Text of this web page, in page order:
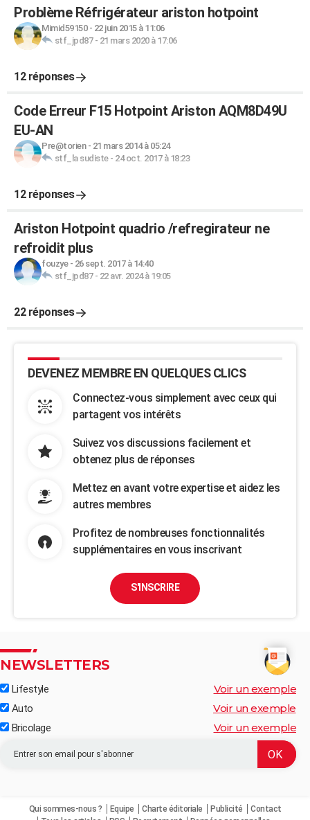
Problème Réfrigérateur ariston hotpoint
Mimid59150- 22 juin 2015 à 11:06
stf_jpd87- 21 mars 2020 à 17:06
12 réponses
Code Erreur F15 Hotpoint Ariston AQM8D49U
EU-AN
Pre@torien- 21 mars 2014 à 05:24
stf_la sudiste- 24 oct. 2017 à 18:23
12 réponses
Ariston Hotpoint quadrio /refregirateur ne
refroidit plus
fouzye- 26 sept. 2017 à 14:40
stf_jpd87- 22 avr. 2024 à 19:05
22 réponses
DEVENEZ MEMBRE EN QUELQUES CLICS
Connectez-vous simplement avec ceux qui
partagent vos intérêts
Suivez vos discussions facilement et
obtenez plus de réponses
Mettez en avant votre expertise et aidez les
autres membres
Profitez de nombreuses fonctionnalités
supplémentaires en vous inscrivant
S'INSCRIRE
NEWSLETTERS
Lifestyle Voir un exemple
Auto Voir un exemple
Bricolage Voir un exemple
Qui sommes-nous ? Equipe Charte éditoriale Publicité
Contact